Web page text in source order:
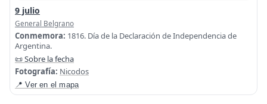
9 julio
General Belgrano
Conmemora: 1816. Día de la Declaración de Independencia de
Argentina.
📜 Sobre la fecha
Fotografía: Nicodos
📍 Ver en el mapa